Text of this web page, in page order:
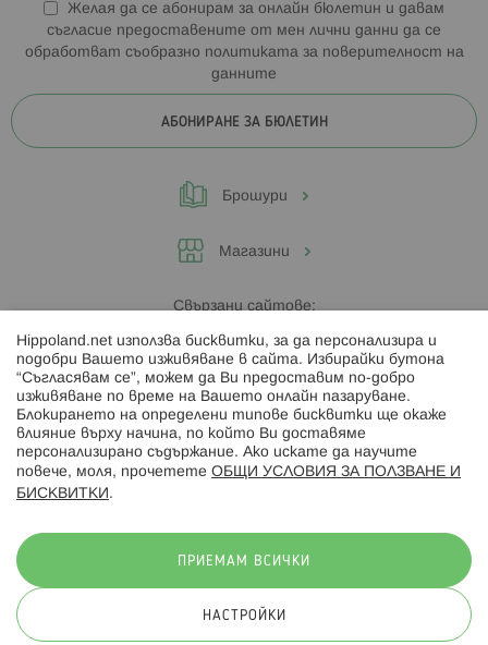
Желая да се абонирам за онлайн бюлетин и давам
съгласие предоставените от мен лични данни да се
обработват съобразно политиката за поверителност на
данните
АБОНИРАНЕ ЗА БЮЛЕТИН
Брошури
Магазини
Свързани сайтове:
Hippoland.ro
Последвайте ни:
© 2026 Hippoland.net. Всички права запазени
Hippoland.net използва бисквитки, за да персонализира и
подобри Вашето изживяване в сайта. Избирайки бутона
“Съгласявам се”, можем да Ви предоставим по-добро
изживяване по време на Вашето онлайн пазаруване.
Блокирането на определени типове бисквитки ще окаже
влияние върху начина, по който Ви доставяме
персонализирано съдържание. Ако искате да научите
повече, моля, прочетете ОБЩИ УСЛОВИЯ ЗА ПОЛЗВАНЕ И
БИСКВИТКИ .
ПРИЕМАМ ВСИЧКИ
НАСТРОЙКИ